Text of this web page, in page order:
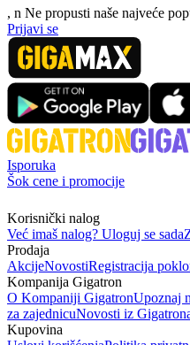
, n Ne propusti naše najveće
Prijavi se
Isporuka
Šok cene i promocije
Korisnički nalog
Već imaš nalog? Uloguj se sada
Prodaja
AkcijeNovostiRegistracija
Kompanija Gigatron
O Kompaniji GigatronUpoznaj
za zajednicuNovosti iz
Kupovina